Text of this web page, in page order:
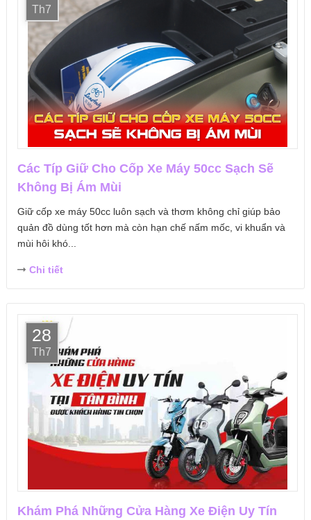
Th7
Các Típ Giữ Cho Cốp Xe Máy 50cc Sạch Sẽ
Không Bị Ám Mùi
Giữ cốp xe máy 50cc luôn sạch và thơm không chỉ giúp bảo
quản đồ dùng tốt hơn mà còn hạn chế nấm mốc, vi khuẩn và
mùi hôi khó...
Chi tiết
28
Th7
Khám Phá Những Cửa Hàng Xe Điện Uy Tín